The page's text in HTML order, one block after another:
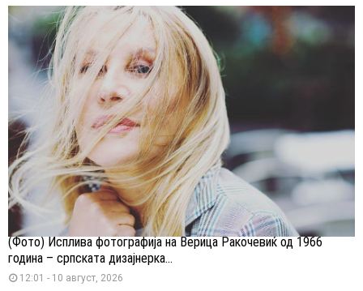
(Фото) Исплива фотографија на Верица Ракочевиќ од 1966
година – српската дизајнерка...
12:01 - 10 август, 2026